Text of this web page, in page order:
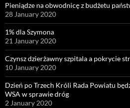
Pieniądze na obwodnicę z budżetu
28 January 2020
1% dla Szymona
21 January 2020
Czynsz dzierżawny szpitala a pokrycie
10 January 2020
Dzień po Trzech Króli Rada Powiatu
WSA w sprawie dróg
2 January 2020